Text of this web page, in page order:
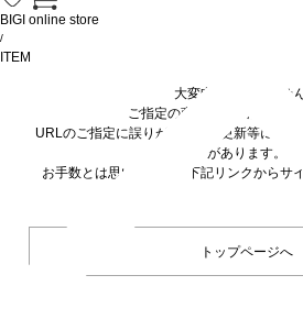
BIGI online store
/
ITEM
大変申し訳ありません
ご指定の商品が見つかりませ
URLのご指定に誤りがあるか、更新等に伴
があります。
お手数とは思いますが、下記リンクからサ
トップページへ